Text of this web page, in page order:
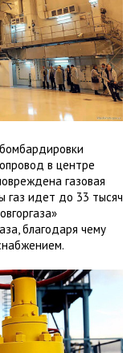
в центре
газовая
газ идет до 33 тысяч
благодаря чему